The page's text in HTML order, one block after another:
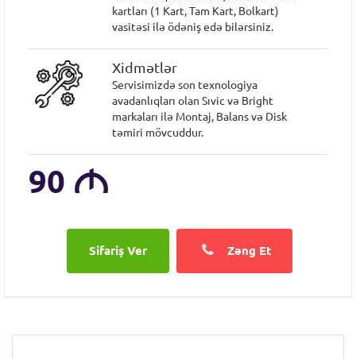
kartları (1 Kart, Tam Kart, Bolkart)
vasitəsi ilə ödəniş edə bilərsiniz.
Xidmətlər
Servisimizdə son texnologiya
avadanlıqları olan Sıvic və Bright
markaları ilə Montaj, Balans və Disk
təmiri mövcuddur.
90 M
Zəng Et